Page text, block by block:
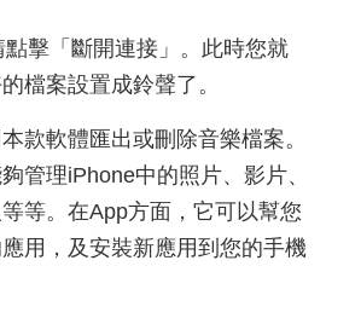
擊「斷開連接」。此時您就
檔案設置成鈴聲了。
款軟體匯出或刪除音樂檔案。
管理iPhone中的照片、影片、
等。在App方面，它可以幫您
用，及安裝新應用到您的手機